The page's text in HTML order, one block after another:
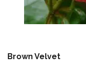
Brown Velvet